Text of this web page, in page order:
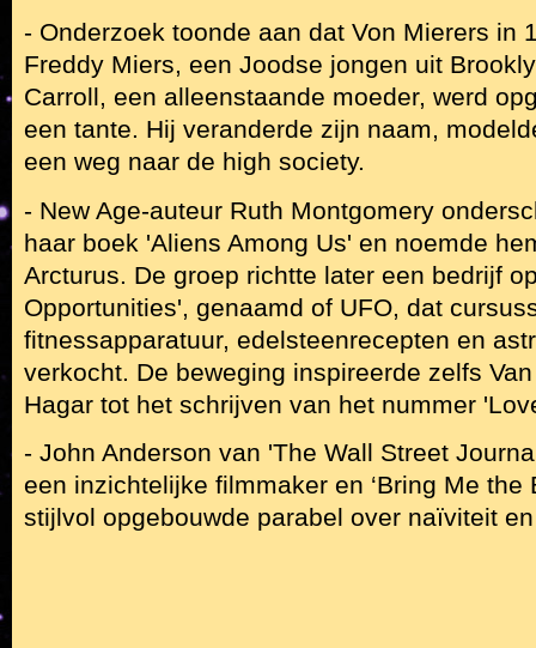
- Onderzoek toonde aan dat Von Mierers in
Freddy Miers, een Joodse jongen uit
Carroll, een alleenstaande moeder, werd
een tante. Hij veranderde zijn naam,
een weg naar de high society.
- New Age-auteur Ruth Montgomery
haar boek 'Aliens Among Us' en noemde
Arcturus. De groep richtte later een bedrijf
Opportunities', genaamd of UFO, dat
fitnessapparatuur, edelsteenrecepten en
verkocht. De beweging inspireerde zelfs
Hagar tot het schrijven van het nummer
- John Anderson van 'The Wall Street
een inzichtelijke filmmaker en ‘Bring Me the
stijlvol opgebouwde parabel over naïviteit